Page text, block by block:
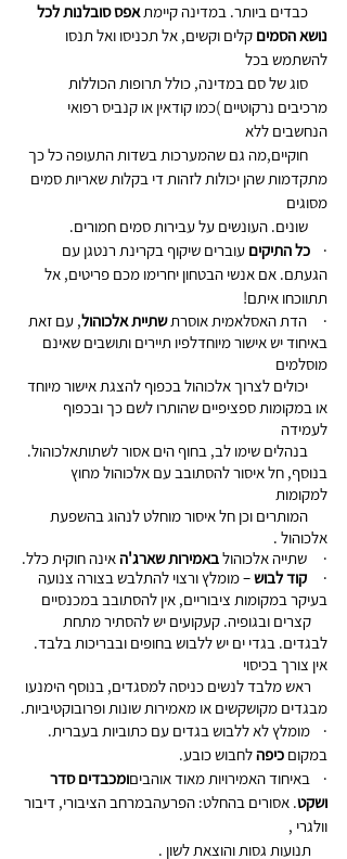
אפס סובלנות לכל
נושא הסמים קלים וקשים, אל תכניסו ואל תנסו
להשתמש בכל
      סוג של סם במדינה, כולל תרופות הכוללות
מרכיבים נרקוטיים )כמו קודאין או קנביס רפואי
הנחשבים ללא
      חוקיים,מה גם שהמערכות בשדות התעופה כל כך
מתקדמות שהן יכולות לזהות די בקלות שאריות סמים
מסוגים
· כל התיקים עוברים שיקוף בקרינת רנטגן עם
הגעתם. אם אנשי הבטחון יחרימו מכם פריטים, אל
תתווכחו איתם!
·     הדת האסלאמית אוסרת שתיית אלכוהול, עם זאת
באיחוד יש אישור מיוחדלפיו תיירים ותושבים שאינם
מוסלמים
      יכולים לצרוך אלכוהול בכפוף להצגת אישור מיוחד
או במקומות ספציפיים שהותרו לשם כך ובכפוף
לעמידה
      בנהלים שימו לב, בחוף הים אסור לשתותאלכוהול.
בנוסף, חל איסור להסתובב עם אלכוהול מחוץ
למקומות
      המותרים וכן חל איסור מוחלט לנהוג בהשפעת
אלכוהול .
·     שתייה אלכוהול באמירות שארג'ה אינה חוקית כלל.
· קוד לבוש – מומלץ ורצוי להתלבש בצורה צנועה
בעיקר במקומות ציבוריים, אין להסתובב במכנסיים
     קצרים ובגופיה. קעקועים יש להסתיר מתחת
לבגדים. בגדי ים יש ללבוש בחופים ובבריכות בלבד.
אין צורך בכיסוי
     ראש מלבד לנשים כניסה למסגדים, בנוסף הימנעו
מבגדים מקושקשים או מאמירות שונות ופרובוקטיביות.
·    מומלץ לא ללבוש בגדים עם כתוביות בעברית.
במקום כיפה לחבוש כובע.
·    באיחוד האמירויות מאוד אוהביםומכבדים סדר
ושקט. אסורים בהחלט: הפרעהבמרחב הציבורי, דיבור
וולגרי ,